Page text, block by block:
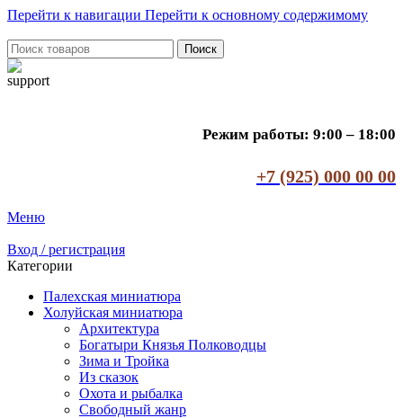
Перейти к навигации Перейти к основному содержимому
Поиск
Режим работы: 9:00 – 18:00
+7 (925) 000 00 00
Меню
Вход / регистрация
Категории
Палехская миниатюра
Холуйская миниатюра
Архитектура
Богатыри Князья Полководцы
Зима и Тройка
Из сказок
Охота и рыбалка
Свободный жанр